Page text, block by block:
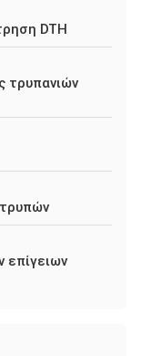
DTH
τρυπανιών
επίγειων